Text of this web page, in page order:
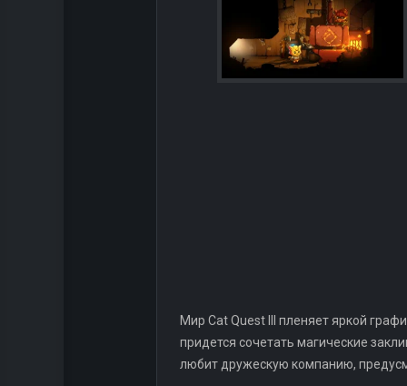
Мир Cat Quest III пленяет яркой
придется сочетать магические
любит дружескую компанию,